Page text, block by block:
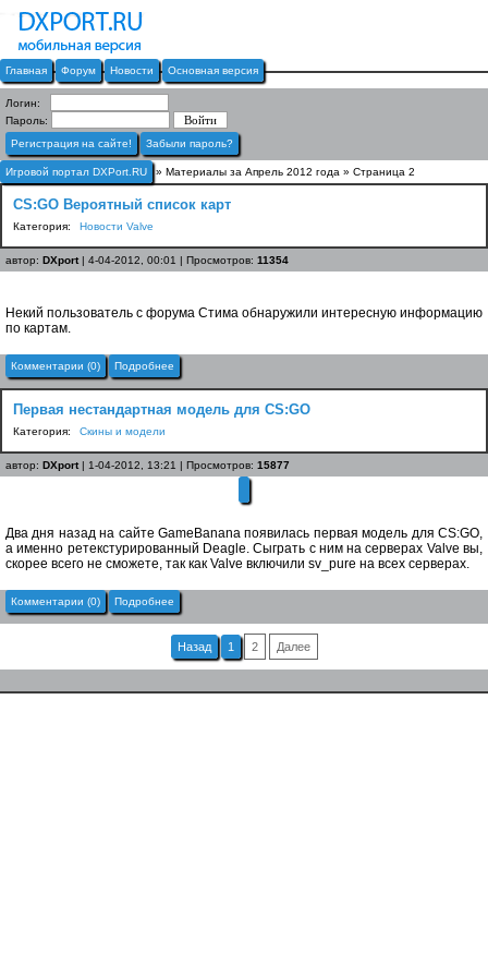
Главная Форум Новости Основная версия
Логин:
Пароль:
Регистрация на сайте!
Забыли пароль?
Игровой портал DXPort.RU » Материалы за Апрель 2012 года » Страница 2
CS:GO Вероятный список карт
Категория: Новости Valve
автор: DXport| 4-04-2012, 00:01 | Просмотров: 11354
Некий пользователь с форума Стима обнаружили интересную информацию
по картам.
Комментарии (0) Подробнее
Первая нестандартная модель для CS:GO
Категория: Скины и модели
автор: DXport| 1-04-2012, 13:21 | Просмотров: 15877
Два дня назад на сайте GameBanana появилась первая модель для CS:GO,
а именно ретекстурированный Deagle. Сыграть с ним на серверах Valve вы,
скорее всего не сможете, так как Valve включили sv_pure на всех серверах.
Комментарии (0) Подробнее
Назад 1 2 Далее